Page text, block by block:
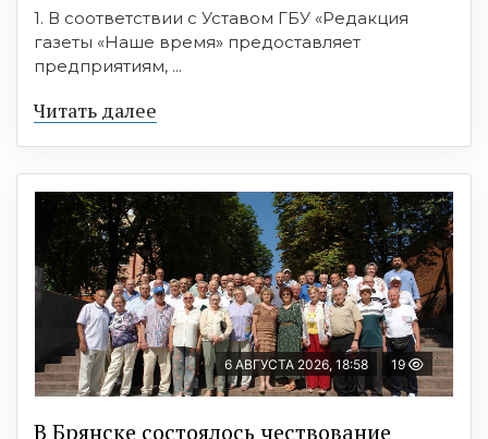
1. В соответствии с Уставом ГБУ «Редакция
газеты «Наше время» предоставляет
предприятиям, ...
Читать далее
6 АВГУСТА 2026, 18:58 19
В Брянске состоялось чествование